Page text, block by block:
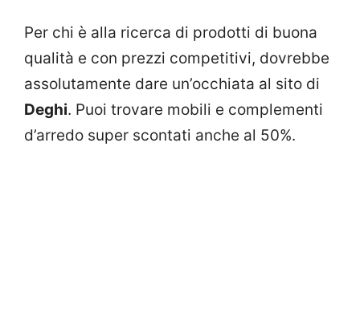
Per chi è alla ricerca di prodotti di buona
qualità e con prezzi competitivi, dovrebbe
assolutamente dare un’occhiata al sito di
Deghi. Puoi trovare mobili e complementi
d’arredo super scontati anche al 50%.